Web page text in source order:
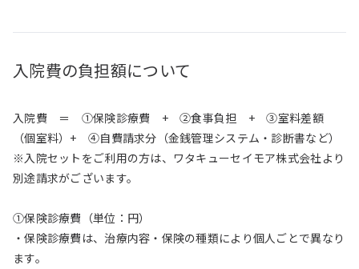
入院費の負担額について
入院費 ＝ ①保険診療費 + ②食事負担 + ③室料差額
（個室料）+ ④自費請求分（金銭管理システム・診断書など）
※入院セットをご利用の方は、ワタキューセイモア株式会社より
別途請求がございます。
①保険診療費（単位：円）
・保険診療費は、治療内容・保険の種類により個人ごとで異なり
ます。